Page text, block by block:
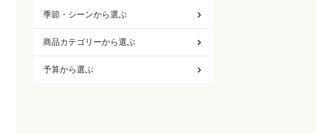
季節・シーンから選ぶ
商品カテゴリーから選ぶ
予算から選ぶ